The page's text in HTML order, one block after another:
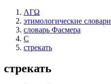
ΛΓΩ
этимологические словари
словарь Фасмера
С
стрекать
стрекать